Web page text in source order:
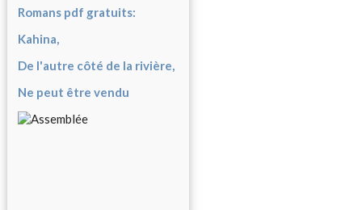
Romans pdf gratuits:
Kahina,
De l'autre côté de la rivière,
Ne peut être vendu